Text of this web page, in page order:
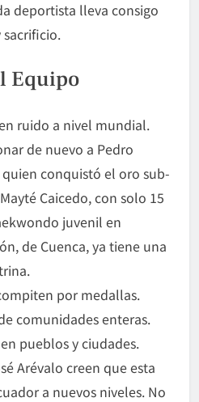
deportista lleva consigo
Equipo
ruido a nivel mundial.
de nuevo a Pedro
conquistó el oro sub-
Caicedo, con solo 15
juvenil en
de Cuenca, ya tiene una
por medallas.
comunidades enteras.
pueblos y ciudades.
Arévalo creen que esta
a nuevos niveles. No